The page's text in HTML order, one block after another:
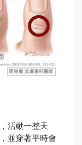
，活動一整天
並穿著平時會